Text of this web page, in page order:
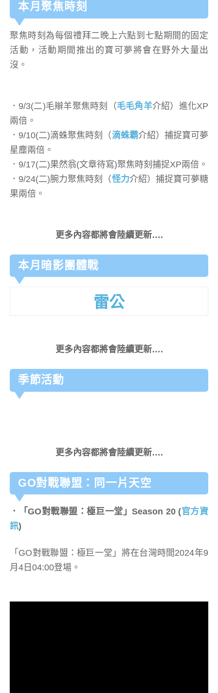
本月聚焦時刻
聚焦時刻為每個禮拜二晚上六點到七點期間的固定
活動，活動期間推出的寶可夢將會在野外大量出
沒。
．9/3(二)毛辮羊聚焦時刻（毛毛角羊介紹）進化XP
兩倍。
．9/10(二)滴蛛聚焦時刻（滴蛛霸介紹）捕捉寶可夢
星塵兩倍。
．9/17(二)果然翁(文章待寫)聚焦時刻捕捉XP兩倍。
．9/24(二)腕力聚焦時刻（怪力介紹）捕捉寶可夢糖
果兩倍。
更多內容都將會陸續更新….
本月暗影團體戰
雷公
更多內容都將會陸續更新….
季節活動
更多內容都將會陸續更新….
GO對戰聯盟：同一片天空
．「GO對戰聯盟：極巨一堂 」Season 20 (官方資
訊)
「GO對戰聯盟：極巨一堂」將在台灣時間2024年9
月4日04:00登場。